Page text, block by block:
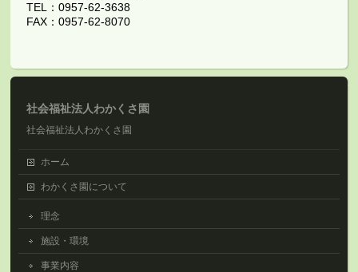
TEL：0957-62-3638
FAX：0957-62-8070
社会福祉法人わかくさ園
社会福祉法人わかくさ園
ホーム
わかくさ園について
理念
施設・環境
事業内容